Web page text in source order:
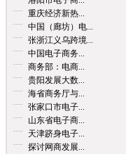
重庆经济新热...
中国（廊坊）电...
张浙江义乌跨境...
中国电子商务...
商务部：电商...
贵阳发展大数...
海省商务厅与...
张家口市电子...
山东省电子商...
天津跻身电子...
探讨网商发展...